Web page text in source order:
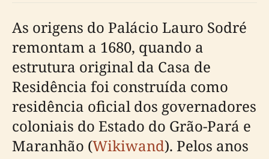
As origens do Palácio Lauro Sodré
remontam a 1680, quando a
estrutura original da Casa de
Residência foi construída como
residência oficial dos governadores
coloniais do Estado do Grão-Pará e
Maranhão (Wikiwand). Pelos anos